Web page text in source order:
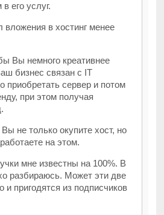
его услуг.
вложения в хостинг менее
Вы немного креативнее
бизнес связан с IT
сервер и потом
при этом получая
не только окупите хост, но
на этом.
мне известны на 100%. В
разбираюсь. Может эти две
пригодятся из подписчиков